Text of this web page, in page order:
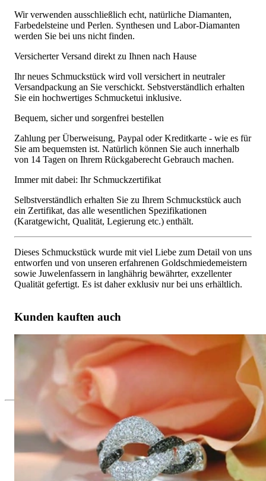
Wir verwenden ausschließlich echt, natürliche Diamanten,
Farbedelsteine und Perlen. Synthesen und Labor-Diamanten
werden Sie bei uns nicht finden.
Versicherter Versand direkt zu Ihnen nach Hause
Ihr neues Schmuckstück wird voll versichert in neutraler
Versandpackung an Sie verschickt. Sebstverständlich erhalten
Sie ein hochwertiges Schmucketui inklusive.
Bequem, sicher und sorgenfrei bestellen
Zahlung per Überweisung, Paypal oder Kreditkarte - wie es für
Sie am bequemsten ist. Natürlich können Sie auch innerhalb
von 14 Tagen on Ihrem Rückgaberecht Gebrauch machen.
Immer mit dabei: Ihr Schmuckzertifikat
Selbstverständlich erhalten Sie zu Ihrem Schmuckstück auch
ein Zertifikat, das alle wesentlichen Spezifikationen
(Karatgewicht, Qualität, Legierung etc.) enthält.
Dieses Schmuckstück wurde mit viel Liebe zum Detail von uns
entworfen und von unseren erfahrenen Goldschmiedemeistern
sowie Juwelenfassern in langhährig bewährter, exzellenter
Qualität gefertigt. Es ist daher exklusiv nur bei uns erhältlich.
Kunden kauften auch
Eleganter Diamantring mit schwarzen Diamanten im Glieder
6.194,12 €
Exklusiver Schmuck, Leidenschaft für
das Außergewöhnliche